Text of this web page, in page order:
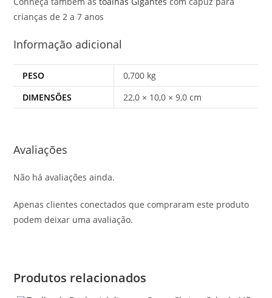
crianças de 2 a 7 anos
Informação adicional
PESO
0,700 kg
DIMENSÕES
22,0 × 10,0 × 9,0 cm
Avaliações
Não há avaliações ainda.
Apenas clientes conectados que compraram este produto
podem deixar uma avaliação.
Produtos relacionados